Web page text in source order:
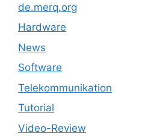
de.merq.org
Hardware
News
Software
Telekommunikation
Tutorial
Video-Review